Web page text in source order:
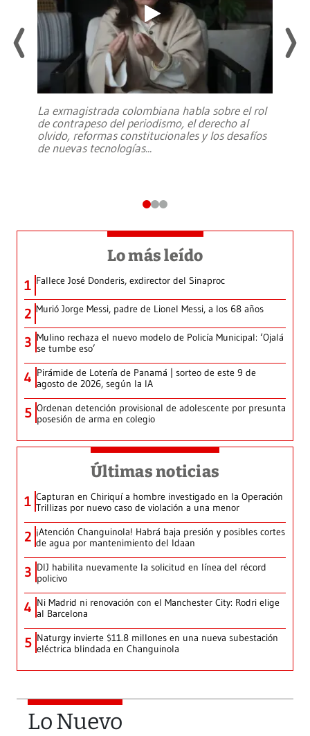
La exmagistrada colombiana habla sobre el rol
de contrapeso del periodismo, el derecho al
olvido, reformas constitucionales y los desafíos
de nuevas tecnologías...
Lo más leído
1 Fallece José Donderis, exdirector del Sinaproc
2 Murió Jorge Messi, padre de Lionel Messi, a los 68 años
3 Mulino rechaza el nuevo modelo de Policía Municipal: ‘Ojalá
se tumbe eso’
4 Pirámide de Lotería de Panamá | sorteo de este 9 de
agosto de 2026, según la IA
5 Ordenan detención provisional de adolescente por presunta
posesión de arma en colegio
Últimas noticias
1 Capturan en Chiriquí a hombre investigado en la Operación
Trillizas por nuevo caso de violación a una menor
2 ¡Atención Changuinola! Habrá baja presión y posibles cortes
de agua por mantenimiento del Idaan
3 DIJ habilita nuevamente la solicitud en línea del récord
policivo
4 Ni Madrid ni renovación con el Manchester City: Rodri elige
al Barcelona
5 Naturgy invierte $11.8 millones en una nueva subestación
eléctrica blindada en Changuinola
Lo Nuevo